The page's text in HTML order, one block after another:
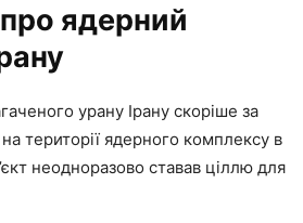
ядерний
урану Ірану скоріше за
території ядерного комплексу в
неодноразово ставав ціллю для